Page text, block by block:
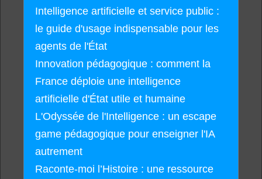
Intelligence artificielle et service public :
le guide d'usage indispensable pour les
agents de l'État
Innovation pédagogique : comment la
France déploie une intelligence
artificielle d'État utile et humaine
L'Odyssée de l'Intelligence : un escape
game pédagogique pour enseigner l'IA
autrement
Raconte-moi l’Histoire : une ressource